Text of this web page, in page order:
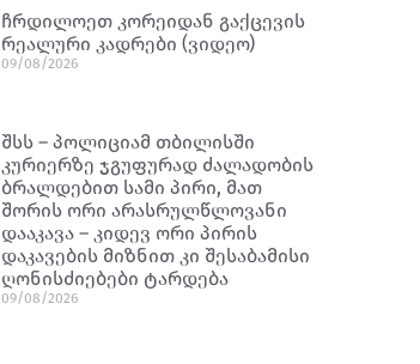
ჩრდილოეთ კორეიდან გაქცევის
რეალური კადრები (ვიდეო)
09/08/2026
შსს – პოლიციამ თბილისში
კურიერზე ჯგუფურად ძალადობის
ბრალდებით სამი პირი, მათ
შორის ორი არასრულწლოვანი
დააკავა – კიდევ ორი პირის
დაკავების მიზნით კი შესაბამისი
ღონისძიებები ტარდება
09/08/2026